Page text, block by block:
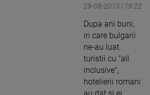
29-08-2015 | 19:22
Dupa ani buni,
in care bulgarii
ne-au luat
turistii cu "all
inclusive",
hotelierii romani